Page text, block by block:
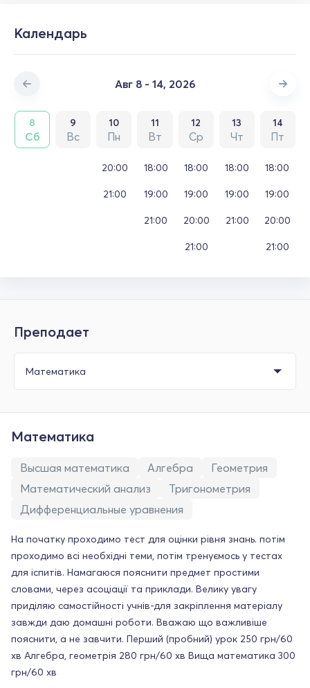
Календарь
Авг 8 - 14, 2026
8
Сб
9
Вс
10
Пн
11
Вт
12
Ср
13
Чт
14
Пт
20:00
21:00
18:00
19:00
21:00
18:00
19:00
20:00
21:00
18:00
19:00
21:00
18:00
19:00
20:00
21:00
Преподает
Математика
Высшая математика Алгебра
Геометрия
Математический анализ
Тригонометрия
Дифференциальные уравнения
На початку проходимо тест для оцінки рівня знань. потім
проходимо всі необхідні теми, потім тренуємось у тестах
для іспитів. Намагаюся пояснити предмет простими
словами, через асоціації та приклади. Велику увагу
приділяю самостійності учнів-для закріплення матеріалу
завжди даю домашні роботи. Вважаю що важливіше
пояснити, а не завчити. Перший (пробний) урок 250 грн/60
хв Алгебра, геометрія 280 грн/60 хв Вища математика 300
грн/60 хв